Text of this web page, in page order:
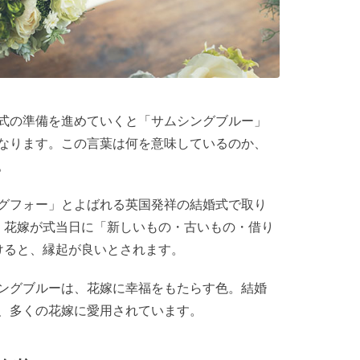
準備を進めていくと「サムシングブルー」
ます。この言葉は何を意味しているのか、
フォー」とよばれる英国発祥の結婚式で取り
嫁が式当日に「新しいもの・古いもの・借り
と、縁起が良いとされます。
グブルーは、花嫁に幸福をもたらす色。結婚
くの花嫁に愛用されています。